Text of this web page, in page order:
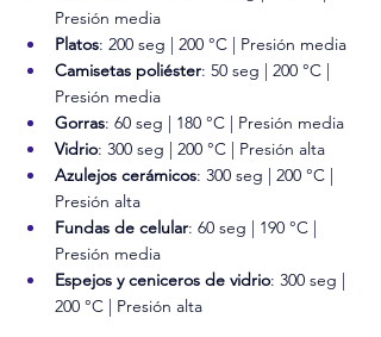
Presión media
Platos: 200 seg | 200 °C | Presión media
Camisetas poliéster: 50 seg | 200 °C |
Presión media
Gorras: 60 seg | 180 °C | Presión media
Vidrio: 300 seg | 200 °C | Presión alta
Azulejos cerámicos: 300 seg | 200 °C |
Presión alta
Fundas de celular: 60 seg | 190 °C |
Presión media
Espejos y ceniceros de vidrio: 300 seg |
200 °C | Presión alta